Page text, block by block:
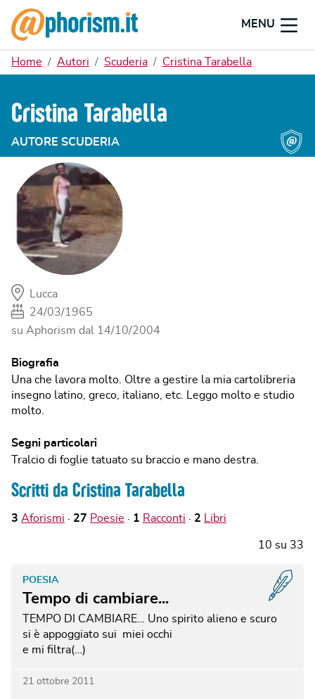
MENU
Home Autori Scuderia Cristina Tarabella
Cristina Tarabella
AUTORE SCUDERIA
Lucca
24/03/1965
su Aphorism dal 14/10/2004
Biografia
Una che lavora molto. Oltre a gestire la mia cartolibreria
insegno latino, greco, italiano, etc. Leggo molto e studio
molto.
Segni particolari
Tralcio di foglie tatuato su braccio e mano destra.
Scritti da Cristina Tarabella
3 Aforismi 27 Poesie 1 Racconti 2 Libri
10 su 33
Tempo di cambiare...
POESIA
TEMPO DI CAMBIARE… Uno spirito alieno e scuro
si è appoggiato sui miei occhi
e mi filtra(…)
21 ottobre 2011